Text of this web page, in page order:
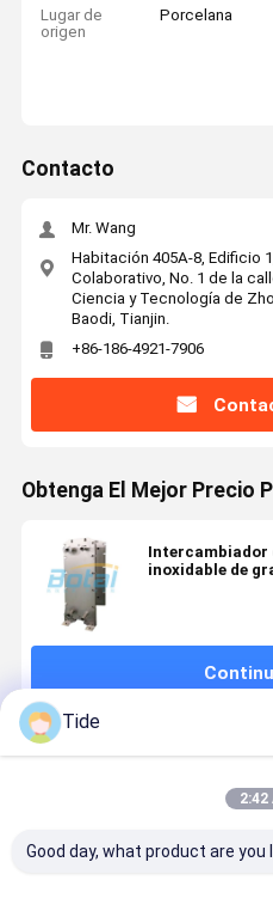
Lugar de
origen
Porcelana
Contacto
Mr. Wang
Habitación 405A-8, Edificio
Colaborativo, No. 1 de la
Ciencia y Tecnología de
Baodi, Tianjin.
+86-186-4921-7906
Obtenga El Mejor Precio
Intercambiador
inoxidable de
Productos
Tide
2:42
Good day, what product are you